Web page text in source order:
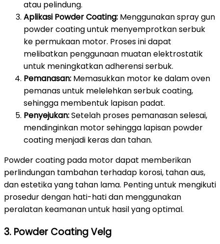
atau pelindung.
Aplikasi Powder Coating: Menggunakan spray gun
powder coating untuk menyemprotkan serbuk
ke permukaan motor. Proses ini dapat
melibatkan penggunaan muatan elektrostatik
untuk meningkatkan adherensi serbuk.
Pemanasan: Memasukkan motor ke dalam oven
pemanas untuk melelehkan serbuk coating,
sehingga membentuk lapisan padat.
Penyejukan:Setelah proses pemanasan selesai,
mendinginkan motor sehingga lapisan powder
coating menjadi keras dan tahan.
Powder coating pada motor dapat memberikan
perlindungan tambahan terhadap korosi, tahan aus,
dan estetika yang tahan lama. Penting untuk mengikuti
prosedur dengan hati-hati dan menggunakan
peralatan keamanan untuk hasil yang optimal.
3. Powder Coating Velg